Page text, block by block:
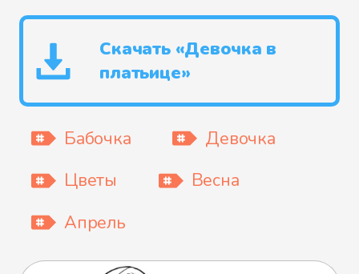
Скачать «Девочка в
платьице»
Бабочка
Девочка
Цветы
Весна
Апрель